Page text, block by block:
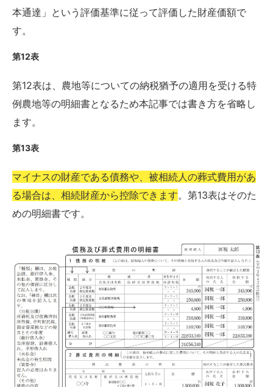
本通達」という評価基準に従って評価した財産価額で
す。
第12表
第12表は、農地等についての納税猶予の適用を受ける特
例農地等の明細書となるため本記事では書き方を省略し
ます。
第13表
マイナスの財産である債務や、被相続人の葬式費用があ
る場合は、相続財産から控除できます。第13表はそのた
めの明細書です。